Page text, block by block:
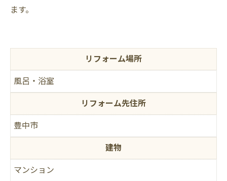
ます。
リフォーム場所
風呂・浴室
リフォーム先住所
豊中市
建物
マンション